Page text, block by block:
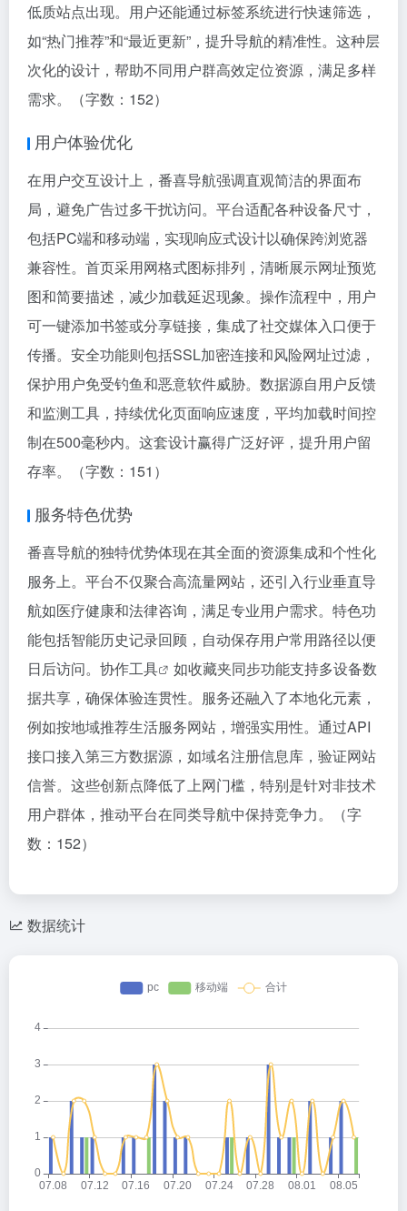
低质站点出现。用户还能通过标签系统进行快速筛选，
如“热门推荐”和“最近更新”，提升导航的精准性。这种层
次化的设计，帮助不同用户群高效定位资源，满足多样
需求。（字数：152）
用户体验优化
在用户交互设计上，番喜导航强调直观简洁的界面布
局，避免广告过多干扰访问。平台适配各种设备尺寸，
包括PC端和移动端，实现响应式设计以确保跨浏览器
兼容性。首页采用网格式图标排列，清晰展示网址预览
图和简要描述，减少加载延迟现象。操作流程中，用户
可一键添加书签或分享链接，集成了社交媒体入口便于
传播。安全功能则包括SSL加密连接和风险网址过滤，
保护用户免受钓鱼和恶意软件威胁。数据源自用户反馈
和监测工具，持续优化页面响应速度，平均加载时间控
制在500毫秒内。这套设计赢得广泛好评，提升用户留
存率。（字数：151）
服务特色优势
番喜导航的独特优势体现在其全面的资源集成和个性化
服务上。平台不仅聚合高流量网站，还引入行业垂直导
航如医疗健康和法律咨询，满足专业用户需求。特色功
能包括智能历史记录回顾，自动保存用户常用路径以便
日后访问。 协作工具
如收藏夹同步功能支持多设备数
据共享，确保体验连贯性。服务还融入了本地化元素，
例如按地域推荐生活服务网站，增强实用性。通过API
接口接入第三方数据源，如域名注册信息库，验证网站
信誉。这些创新点降低了上网门槛，特别是针对非技术
用户群体，推动平台在同类导航中保持竞争力。（字
数：152）
数据统计